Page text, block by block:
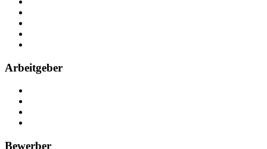
Arbeitgeber
Bewerber